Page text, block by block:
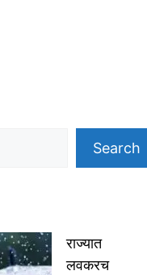
Search
राज्यात
लवकरच